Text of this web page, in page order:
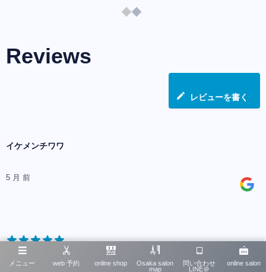
Reviews
レビューを書く
イケメンチワワ
5 月 前
メニュー web 予約 online shop
Osaka salon
map
問い合わせ
LINE＠
online salon